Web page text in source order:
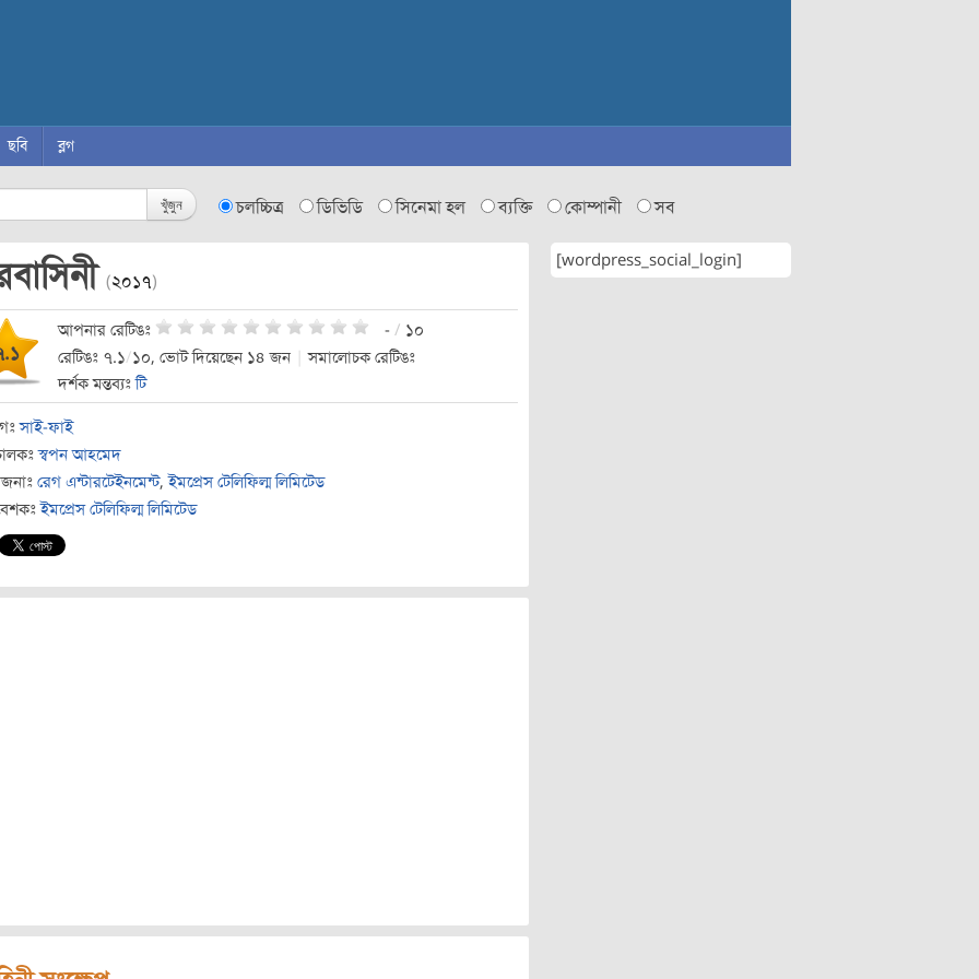
ছবি ব্লগ
খুঁজুন চলচ্চিত্র ডিভিডি সিনেমা হল ব্যক্তি কোম্পানী সব
(২০১৭)
আপনার রেটিঙঃ - / ১০
রেটিঙঃ ৭.১/১০, ভোট দিয়েছেন ১৪ জন
সমালোচক রেটিঙঃ
দর্শক মন্তব্যঃটি
সাই-ফাই
স্বপন আহমেদ
রেগ এন্টারটেইনমেন্ট,ইমপ্রেস টেলিফিল্ম লিমিটেড
ইমপ্রেস টেলিফিল্ম লিমিটেড
[wordpress_social_login]